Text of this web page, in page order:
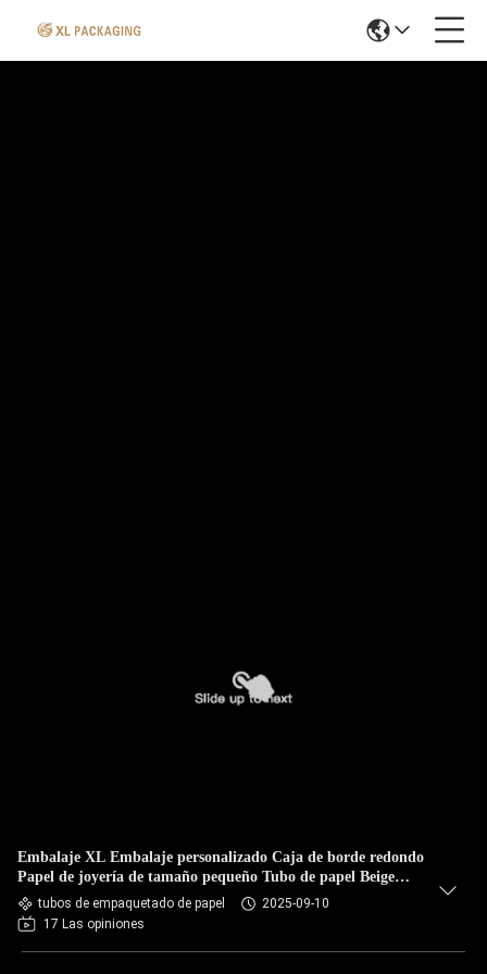
Embalaje XL Embalaje personalizado Caja de borde redondo
Papel de joyería de tamaño pequeño Tubo de papel Beige
Ahorros Caja de embalaje redondo
tubos de empaquetado de papel
2025-09-10
17 Las opiniones